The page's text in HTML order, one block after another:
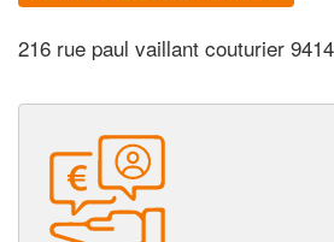
216 rue paul vaillant couturier